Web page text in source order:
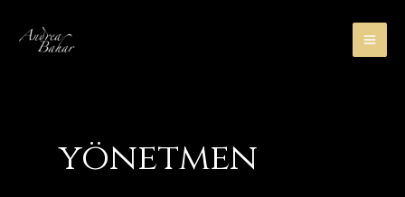
atla
yönetmen